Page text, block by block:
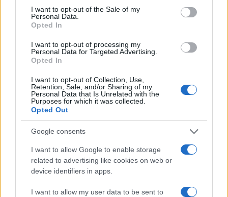
consent section.
I want to opt-out of the Sale of my
Personal Data.
Opted In
I want to opt-out of processing my
Personal Data for Targeted Advertising.
Opted In
I want to opt-out of Collection, Use,
Retention, Sale, and/or Sharing of my
Personal Data that Is Unrelated with the
Purposes for which it was collected.
Opted Out
Google consents
I want to allow Google to enable storage
related to advertising like cookies on web or
device identifiers in apps.
I want to allow my user data to be sent to
Υποβολή σχολίου
Όροι Χρήσης. Το site προστατεύεται από reCAPTCHA, ισχύουν
Πολιτική Απορρήτου& Όροι Χρήσηςτης Google.
Χωρίς κατηγορία
DRONE
Share:
Ακολουθήστε το Νewsit.gr στο
τελευταία νέατης ημέρας